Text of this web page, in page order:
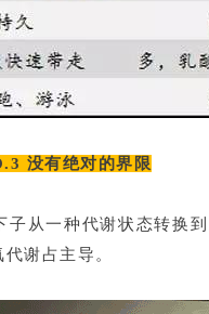
没有绝对的界限
从一种代谢状态转换
谢占主导。